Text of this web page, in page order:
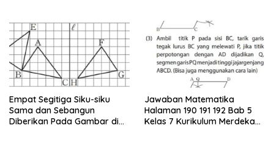
Empat Segitiga Siku-siku
Sama dan Sebangun
Diberikan Pada Gambar di
Jawaban Matematika
Halaman 190 191 192 Bab 5
Kelas 7 Kurikulum Merdeka